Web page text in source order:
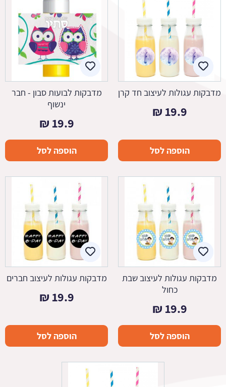
מדבקות עגולות לעיצוב חד קרן
19.9
₪
הוספה לסל
מדבקות לבועות סבון - חבר
ינשוף
19.9
₪
הוספה לסל
מדבקות עגולות לעיצוב שבת
כחול
19.9
₪
הוספה לסל
מדבקות עגולות לעיצוב חברים
19.9
₪
הוספה לסל